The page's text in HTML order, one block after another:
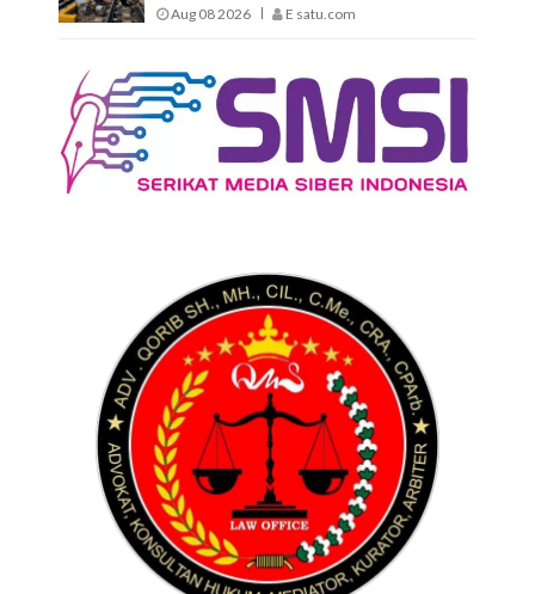
Aug 08 2026 E satu.com